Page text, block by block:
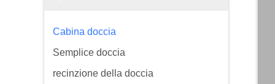
Cabina doccia
Semplice doccia
recinzione della doccia